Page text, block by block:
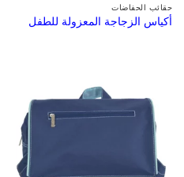
حقائب الحفاضات
أكياس الزجاجة المعزولة للطفل